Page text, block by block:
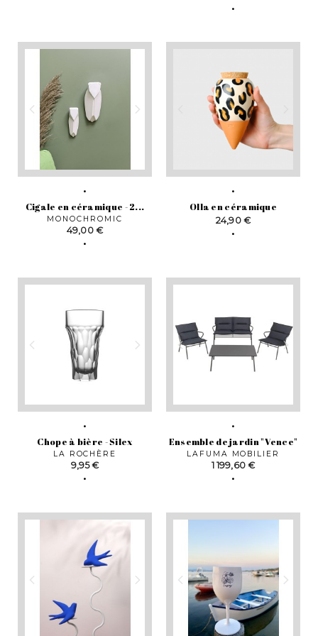
Cigale en céramique - 2...
MONOCHROMIC
Prix
49,00 €
Olla en céramique
Prix
24,90 €
Chope à bière - Silex
LA ROCHÈRE
Prix
9,95 €
Ensemble de jardin "Vence"
LAFUMA MOBILIER
Prix
1 199,60 €